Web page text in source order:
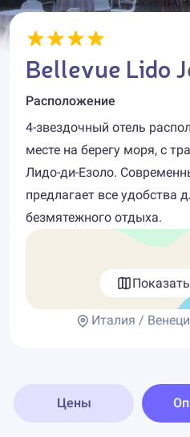
Bellevue Lido
Расположение
4-звездочный отель
месте на берегу моря, с
Лидо-ди-Езоло.
предлагает все удобства
безмятежного отдыха.
Италия /
Цены